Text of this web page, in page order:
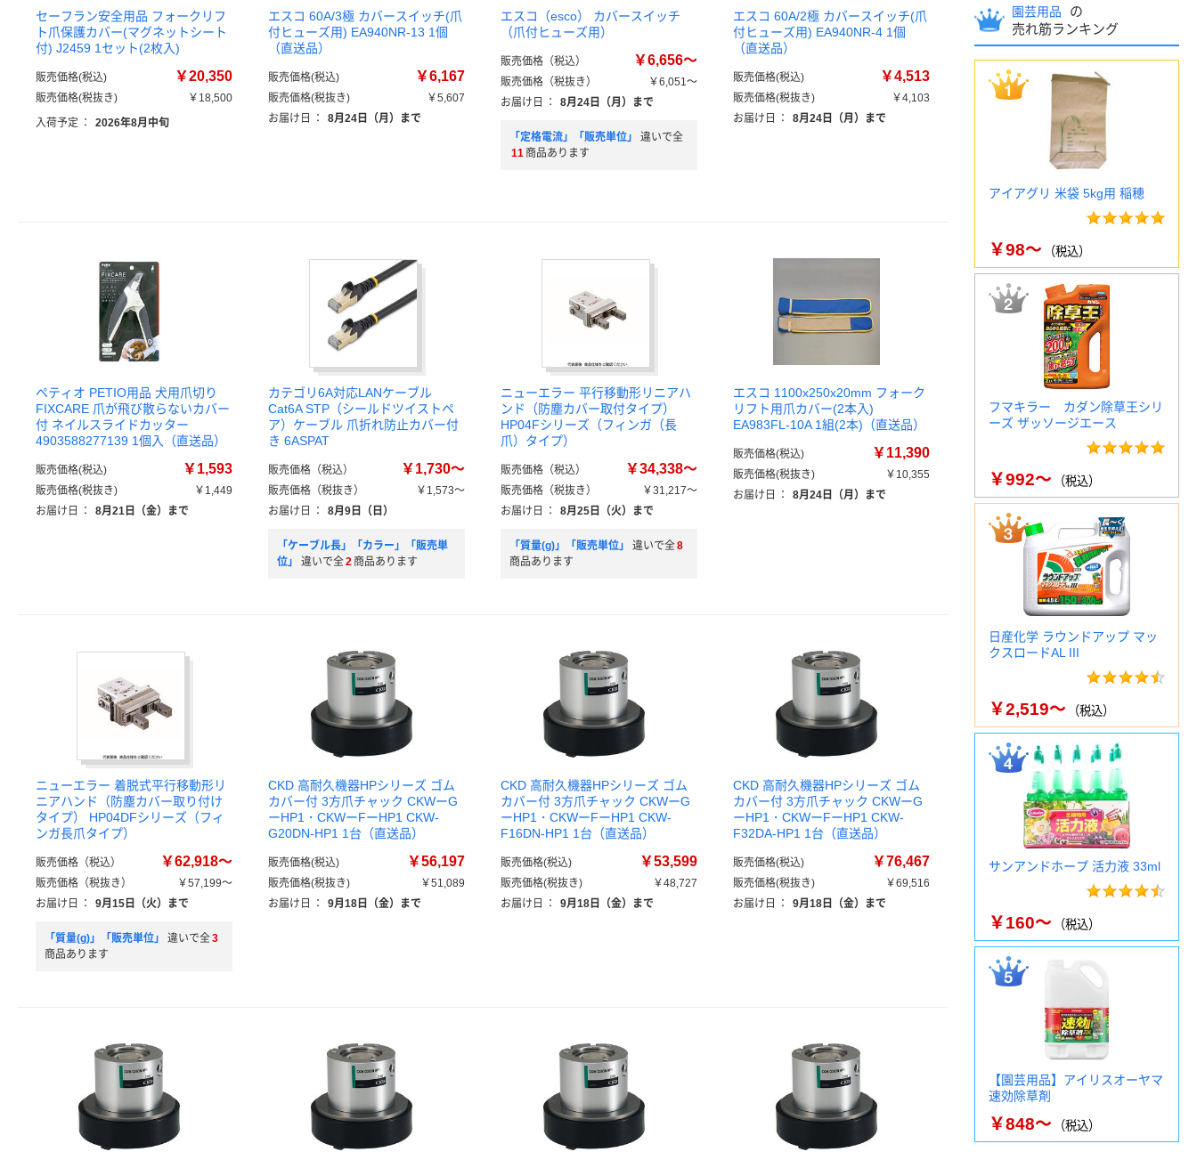
セーフラン安全用品 フォークリフ
ト爪保護カバー(マグネットシート
付) J2459 1セット(2枚入)
販売価格(税込) ￥20,350
販売価格(税抜き)
￥18,500
入荷予定 ： 2026年8月中旬
エスコ 60A/3極 カバースイッチ(爪
付ヒューズ用) EA940NR-13 1個
（直送品）
販売価格(税込) ￥6,167
販売価格(税抜き)
￥5,607
お届け日
： 8月24日（月）まで
エスコ（esco） カバースイッチ
（爪付ヒューズ用）
販売価格（税込） ￥6,656～
販売価格（税抜き）
￥6,051～
お届け日
： 8月24日（月）まで
「定格電流」「販売単位」
違いで全
11 商品あります
エスコ 60A/2極 カバースイッチ(爪
付ヒューズ用) EA940NR-4 1個
（直送品）
販売価格(税込) ￥4,513
販売価格(税抜き)
￥4,103
お届け日
： 8月24日（月）まで
ペティオ PETIO用品 犬用爪切り
FIXCARE 爪が飛び散らないカバー
付 ネイルスライドカッター
4903588277139 1個入（直送品）
販売価格(税込) ￥1,593
販売価格(税抜き)
￥1,449
お届け日
： 8月21日（金）まで
カテゴリ6A対応LANケーブル
Cat6A STP（シールドツイストペ
ア）ケーブル 爪折れ防止カバー付
き 6ASPAT
販売価格（税込） ￥1,730～
販売価格（税抜き）
￥1,573～
お届け日
： 8月9日（日）
「ケーブル長」「カラー」「販売単
位」
違いで全2 商品あります
ニューエラー 平行移動形リニアハ
ンド（防塵カバー取付タイプ）
HP04Fシリーズ（フィンガ（長
爪）タイプ）
販売価格（税込） ￥34,338～
販売価格（税抜き）
￥31,217～
お届け日
： 8月25日（火）まで
「質量(g)」「販売単位」 違いで全8
商品あります
エスコ 1100x250x20mm フォーク
リフト用爪カバー(2本入)
EA983FL-10A 1組(2本)（直送品）
販売価格(税込) ￥11,390
販売価格(税抜き)
￥10,355
お届け日
： 8月24日（月）まで
ニューエラー 着脱式平行移動形リ
ニアハンド（防塵カバー取り付け
タイプ） HP04DFシリーズ（フィ
ンガ長爪タイプ）
販売価格（税込） ￥62,918～
販売価格（税抜き）
￥57,199～
お届け日
： 9月15日（火）まで
「質量(g)」「販売単位」 違いで全3
商品あります
CKD 高耐久機器HPシリーズ ゴム
カバー付 3方爪チャック CKWーG
ーHP1・CKWーFーHP1 CKW-
G20DN-HP1 1台（直送品）
販売価格(税込) ￥56,197
販売価格(税抜き)
￥51,089
お届け日
： 9月18日（金）まで
CKD 高耐久機器HPシリーズ ゴム
カバー付 3方爪チャック CKWーG
ーHP1・CKWーFーHP1 CKW-
F16DN-HP1 1台（直送品）
販売価格(税込) ￥53,599
販売価格(税抜き)
￥48,727
お届け日
： 9月18日（金）まで
CKD 高耐久機器HPシリーズ ゴム
カバー付 3方爪チャック CKWーG
ーHP1・CKWーFーHP1 CKW-
F32DA-HP1 1台（直送品）
販売価格(税込) ￥76,467
販売価格(税抜き)
￥69,516
お届け日
： 9月18日（金）まで
園芸用品
の
売れ筋ランキング
アイアグリ 米袋 5kg用 稲穂
￥98～ （税込）
フマキラー カダン除草王シリ
ーズ ザッソージエース
￥992～ （税込）
日産化学 ラウンドアップ マッ
クスロードAL III
￥2,519～ （税込）
サンアンドホープ 活力液 33ml
￥160～ （税込）
【園芸用品】アイリスオーヤマ
速効除草剤
￥848～ （税込）